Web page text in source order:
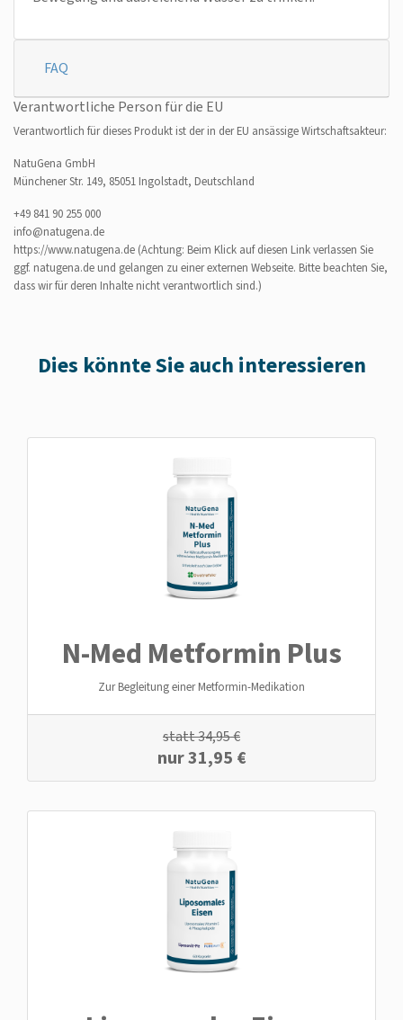
FAQ
Verantwortliche Person für die EU
Verantwortlich für dieses Produkt ist der in der EU ansässige Wirtschaftsakteur:
NatuGena GmbH
Münchener Str. 149, 85051 Ingolstadt, Deutschland
+49 841 90 255 000
info@natugena.de
https://www.natugena.de (Achtung: Beim Klick auf diesen Link verlassen Sie
ggf. natugena.de und gelangen zu einer externen Webseite. Bitte beachten Sie,
dass wir für deren Inhalte nicht verantwortlich sind.)
Dies könnte Sie auch interessieren
N-Med Metformin Plus
Zur Begleitung einer Metformin-Medikation
statt34,95€
nur31,95 €